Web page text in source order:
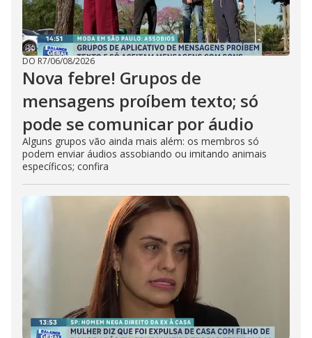
DO R7/06/08/2026
Nova febre! Grupos de
mensagens proíbem texto; só
pode se comunicar por áudio
Alguns grupos vão ainda mais além: os membros só
podem enviar áudios assobiando ou imitando animais
específicos; confira